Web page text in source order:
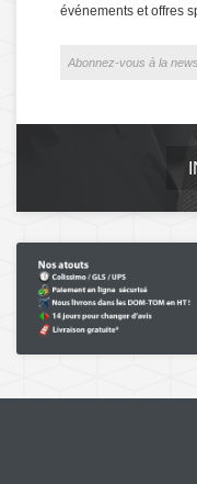
événements et offres